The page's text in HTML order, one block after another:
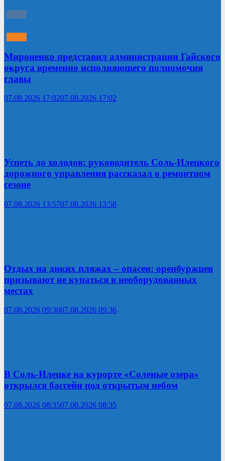
Мироненко представил администрации Гайского
округа временно исполняющего полномочия
главы
07.08.2026 17:0207.08.2026 17:02
Успеть до холодов: руководитель Соль-Илецкого
дорожного управления рассказал о ремонтном
сезоне
07.08.2026 13:5707.08.2026 13:58
Отдых на диких пляжах – опасен: оренбуржцев
призывают не купаться в необорудованных
местах
07.08.2026 09:3607.08.2026 09:36
В Соль-Илецке на курорте «Соленые озера»
открылся бассейн под открытым небом
07.08.2026 08:3507.08.2026 08:35